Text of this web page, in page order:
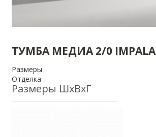
ТУМБА МЕДИА 2/0 IMPALA
Размеры
Отделка
Размеры ШхВхГ